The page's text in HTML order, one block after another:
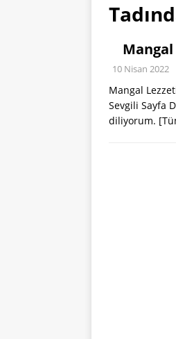
10 Nisan 2022
Mangal
Sevgili Sayfa
diliyorum.